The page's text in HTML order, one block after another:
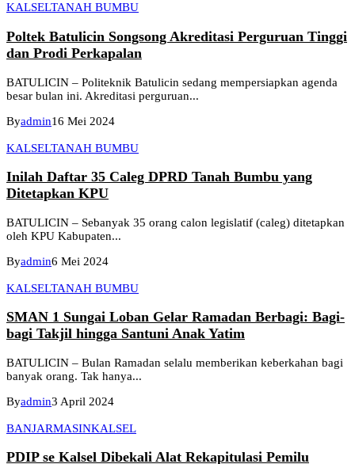
KALSELTANAH BUMBU
Poltek Batulicin Songsong Akreditasi Perguruan Tinggi
dan Prodi Perkapalan
BATULICIN – Politeknik Batulicin sedang mempersiapkan agenda
besar bulan ini. Akreditasi perguruan...
Byadmin16 Mei 2024
KALSELTANAH BUMBU
Inilah Daftar 35 Caleg DPRD Tanah Bumbu yang
Ditetapkan KPU
BATULICIN – Sebanyak 35 orang calon legislatif (caleg) ditetapkan
oleh KPU Kabupaten...
Byadmin6 Mei 2024
KALSELTANAH BUMBU
SMAN 1 Sungai Loban Gelar Ramadan Berbagi: Bagi-
bagi Takjil hingga Santuni Anak Yatim
BATULICIN – Bulan Ramadan selalu memberikan keberkahan bagi
banyak orang. Tak hanya...
Byadmin3 April 2024
BANJARMASINKALSEL
PDIP se Kalsel Dibekali Alat Rekapitulasi Pemilu